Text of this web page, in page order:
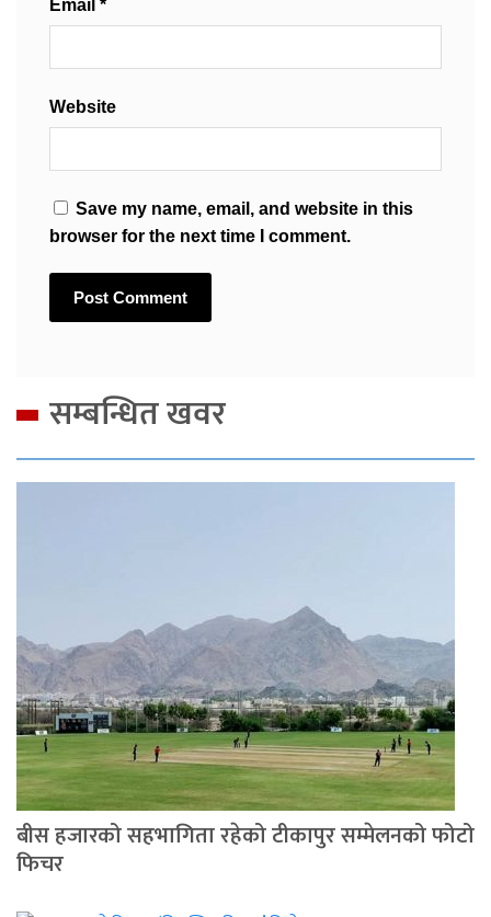
Email *
Website
Save my name, email, and website in this
browser for the next time I comment.
सम्बन्धित खवर
बीस हजारको सहभागिता रहेको टीकापुर सम्मेलनको फोटो
फिचर